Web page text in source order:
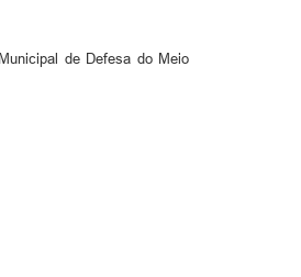
de Defesa do Meio